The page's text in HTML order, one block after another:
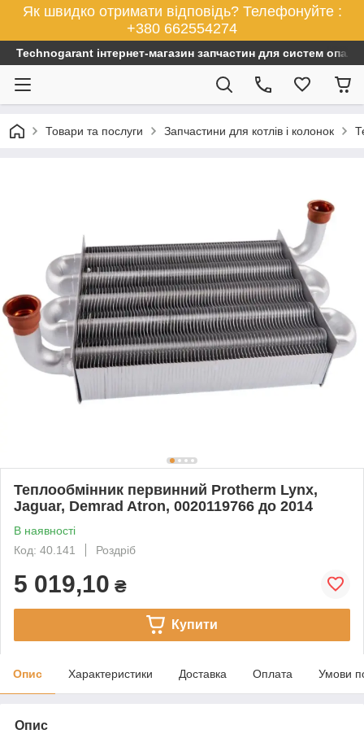
Як швидко отримати відповідь? Телефонуйте :
+380 662554274
Technogarant інтернет-магазин запчастин для систем
Товари та послуги Запчастини для котлів і колонок
Теплообмінник первинний Protherm Lynx,
Jaguar, Demrad Atron, 0020119766 до 2014
В наявності
Код: 40.141
Роздріб
5 019,10 ₴
Купити
Опис Характеристики Доставка Оплата Умови
Опис